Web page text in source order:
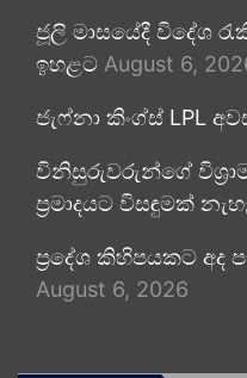
ජූලි මාසයේදී විදේශ
ඉහළට August 6,
ජැෆ්නා කිංග්ස් LPL
විනිසුරුවරුන්ගේ
ප්‍රමාදයට විසඳුමක්
ප්‍රදේශ කිහිපයකට අද
August 6, 2026